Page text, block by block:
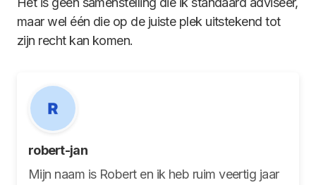
maar wel één die op de juiste plek uitstekend tot
zijn recht kan komen.
robert-jan
Mijn naam is Robert en ik heb ruim veertig jaar